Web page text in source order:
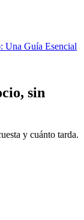
Una Guía Esencial
sin
y cuánto tarda.